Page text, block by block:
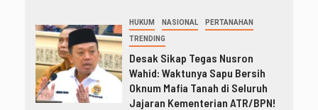
HUKUM NASIONAL PERTANAHAN
TRENDING
Desak Sikap Tegas Nusron
Wahid: Waktunya Sapu Bersih
Oknum Mafia Tanah di Seluruh
Jajaran Kementerian ATR/BPN!